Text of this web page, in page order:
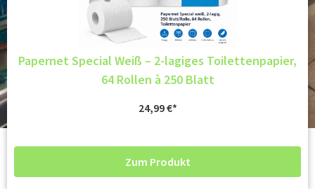
Papernet Special Weiß – 2-lagiges Toilettenpapier,
64 Rollen à 250 Blatt
24,99€
Zum Produkt